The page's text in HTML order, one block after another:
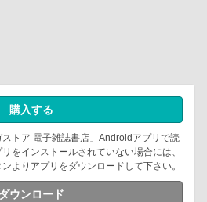
購入する
トア 電子雑誌書店」Androidアプリで読
をインストールされていない場合には、
よりアプリをダウンロードして下さい。
ダウンロード